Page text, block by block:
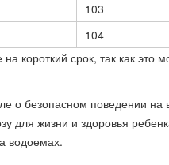
103
104
короткий срок, так как это
о безопасном поведении
для жизни и здоровья
водоемах.